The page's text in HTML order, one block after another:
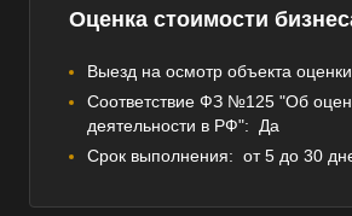
Оценка стоимости
Выезд на осмотр объекта
Соответствие ФЗ №125 "Об
деятельности в РФ":
Да
Срок выполнения: от 5 до 30